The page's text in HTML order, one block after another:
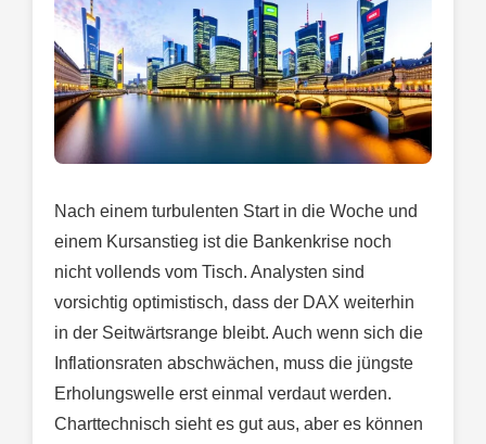
Nach einem turbulenten Start in die Woche und
einem Kursanstieg ist die Bankenkrise noch
nicht vollends vom Tisch. Analysten sind
vorsichtig optimistisch, dass der DAX weiterhin
in der Seitwärtsrange bleibt. Auch wenn sich die
Inflationsraten abschwächen, muss die jüngste
Erholungswelle erst einmal verdaut werden.
Charttechnisch sieht es gut aus, aber es können